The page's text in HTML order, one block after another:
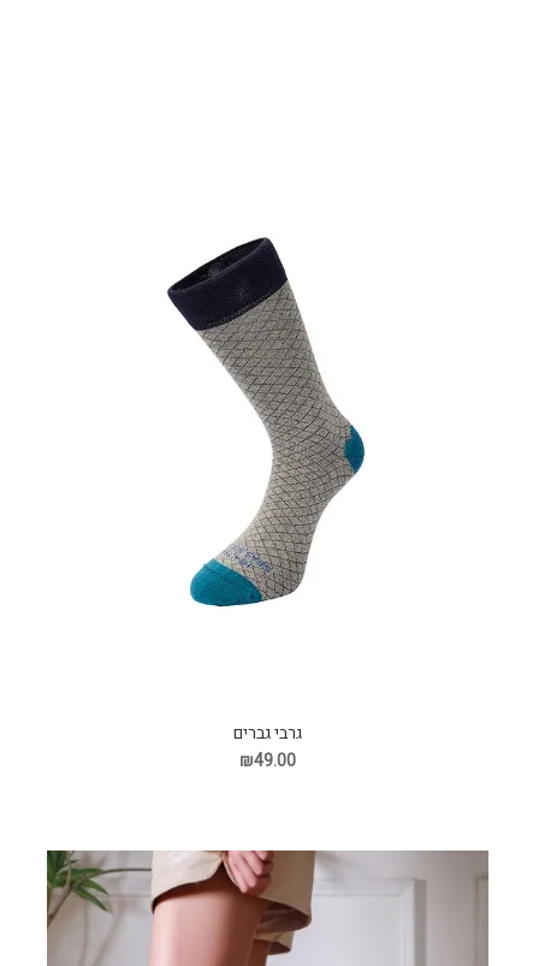
גרבי גברים
₪49.00